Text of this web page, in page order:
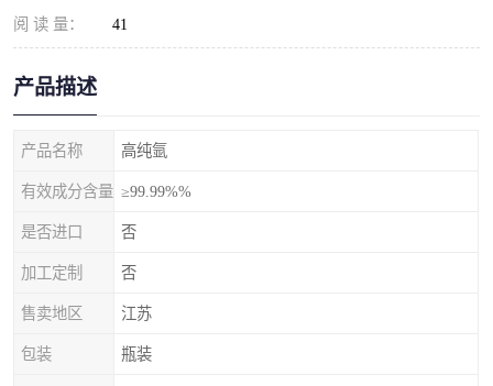
阅 读 量： 41
产品描述
产品名称 高纯氩
有效成分含量 ≥99.99%%
是否进口 否
加工定制 否
售卖地区 江苏
包装 瓶装